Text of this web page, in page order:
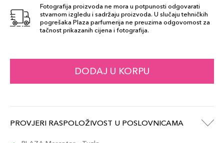
Fotografija proizvoda ne mora u potpunosti odgovarati
stvarnom izgledu i sadržaju proizvoda. U slučaju tehničkih
pogrešaka Plaza parfumerija ne preuzima odgovornost za
tačnost prikazanih cijena i fotografija.
DODAJ U KORPU
PROVJERI RASPOLOŽIVOST U POSLOVNICAMA